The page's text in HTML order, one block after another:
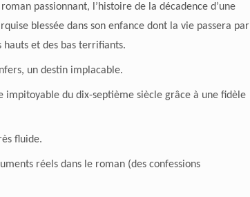
roman passionnant, l’histoire de la décadence d’une
blessée dans son enfance dont la vie passera par
hauts et des bas terrifiants.
un destin implacable.
impitoyable du dix-septième siècle grâce à une fidèle
fluide.
réels dans le roman (des confessions